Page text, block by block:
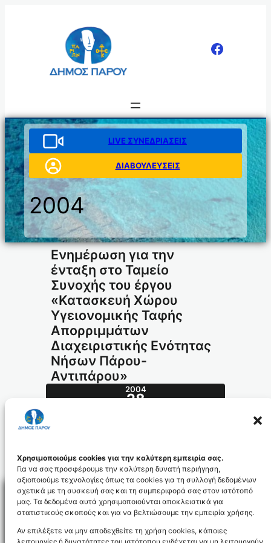
Χρησιμοποιούμε cookies για την καλύτερη εμπειρία σας.
Για να σας προσφέρουμε την καλύτερη δυνατή περιήγηση,
αξιοποιούμε τεχνολογίες όπως τα cookies για τη συλλογή δεδομένων
σχετικά με τη συσκευή σας και τη συμπεριφορά σας στον ιστότοπό
μας. Τα δεδομένα αυτά χρησιμοποιούνται αποκλειστικά για
στατιστικούς σκοπούς και για να βελτιώσουμε την εμπειρία χρήσης.
Αν επιλέξετε να μην αποδεχθείτε τη χρήση cookies, κάποιες
LIVE ΣΥΝΕΔΡΙΑΣΕΙΣ
ΔΙΑΒΟΥΛΕΥΣΕΙΣ
2004
Ενημέρωση για την
ένταξη στο Ταμείο
Συνοχής του έργου
«Κατασκευή Χώρου
Υγειονομικής Ταφής
Απορριμμάτων
Διαχειριστικής Ενότητας
Νήσων Πάρου-
Αντιπάρου»
2004
28
17.2004_id678